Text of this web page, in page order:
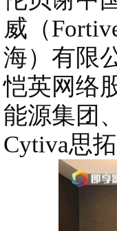
威（
海）有限
恺英网络
能源集团
Cytiva思